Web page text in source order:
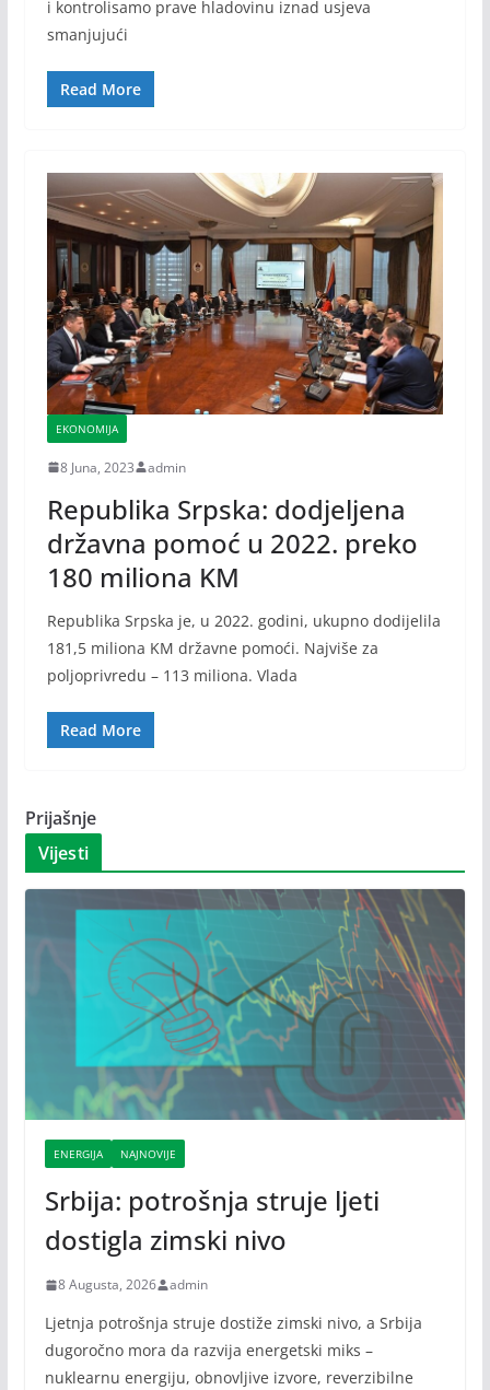
i kontrolisamo prave hladovinu iznad usjeva
smanjujući
Read More
EKONOMIJA
8 Juna, 2023 admin
Republika Srpska: dodjeljena
državna pomoć u 2022. preko
180 miliona KM
Republika Srpska je, u 2022. godini, ukupno dodijelila
181,5 miliona KM državne pomoći. Najviše za
poljoprivredu – 113 miliona. Vlada
Read More
Prijašnje
Vijesti
ENERGIJA NAJNOVIJE
Srbija: potrošnja struje ljeti
dostigla zimski nivo
8 Augusta, 2026 admin
Ljetnja potrošnja struje dostiže zimski nivo, a Srbija
dugoročno mora da razvija energetski miks –
nuklearnu energiju, obnovljive izvore, reverzibilne